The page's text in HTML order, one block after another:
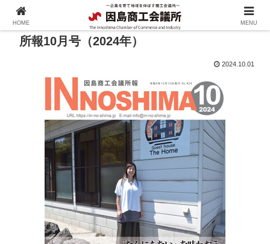
所報10月号（2024年）
2024.10.01
HOME MENU